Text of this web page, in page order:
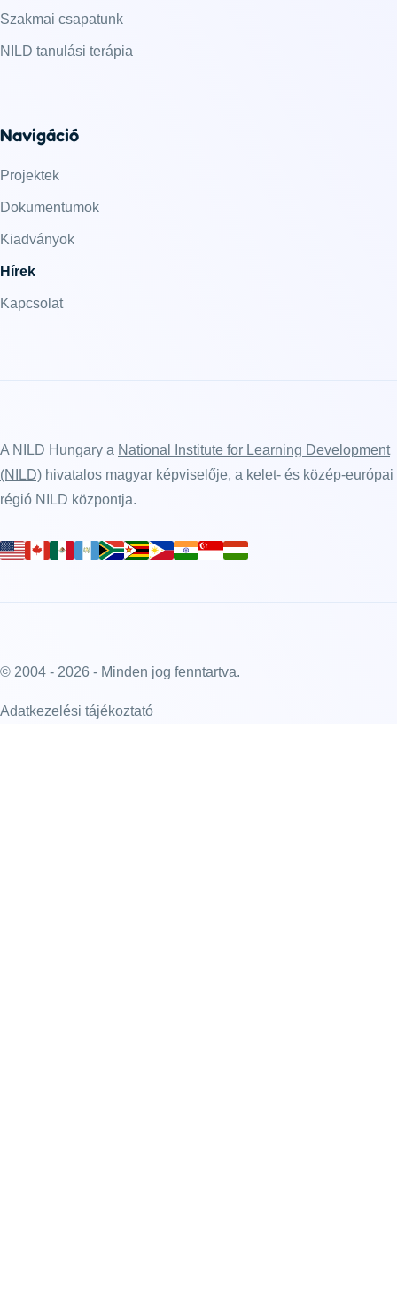
Szakmai csapatunk
NILD tanulási terápia
Navigáció
Projektek
Dokumentumok
Kiadványok
Hírek
Kapcsolat
A NILD Hungary a National Institute for Learning Development
(NILD) hivatalos magyar képviselője, a kelet- és közép-európai
régió NILD központja.
© 2004 - 2026 - Minden jog fenntartva.
Adatkezelési tájékoztató